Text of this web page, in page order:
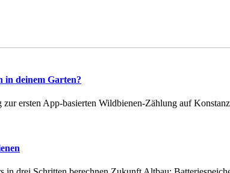
in deinem Garten?
ersten App-basierten Wildbienen-Zählung auf